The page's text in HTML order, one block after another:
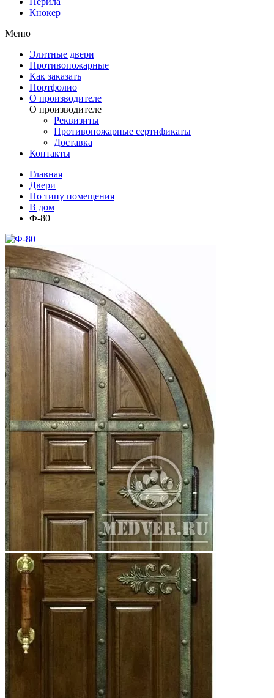
Кнокер
Меню
Элитные двери
Противопожарные
Как заказать
Портфолио
О производителе
О производителе
Реквизиты
Противопожарные сертификаты
Доставка
Контакты
Главная
Двери
По типу помещения
В дом
Ф-80